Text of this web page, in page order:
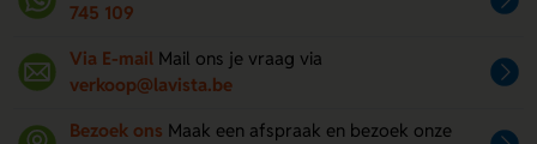
745 109
Via E-mail Mail ons je vraag via
verkoop@lavista.be
Bezoek ons Maak een afspraak en bezoek onze